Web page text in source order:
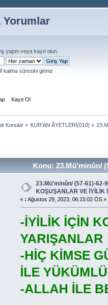
Yorumlar
yapın veya kayıt olun
kalma süresini giriniz
Kayıt Ol
Konular» KUR'AN ÂYETLERİ(010) »
Konu: 23.Mü'minûn/
sayısı 18194 defa)
23.Mü'minûn/ (57-61)-62-
KOŞUŞANLAR VE İYİLİK
« : Ağustos 29, 2023, 06:15:02 ÖS »
-İYİLİK İÇİN
YARIŞANLAR
-HİÇ KİMSE
İLE
-ALLAH İLE